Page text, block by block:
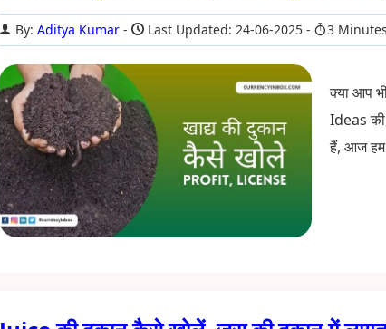
By:Aditya Kumar Last Updated: 24-06-2025 3
क्या आप
Ideas की
हैं, आज